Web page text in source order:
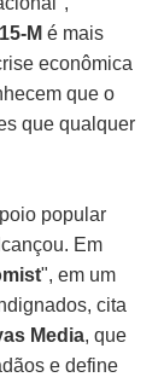
15-M é mais
econômica
que o
que qualquer
popular
Em
", em um
cita
Media, que
e define